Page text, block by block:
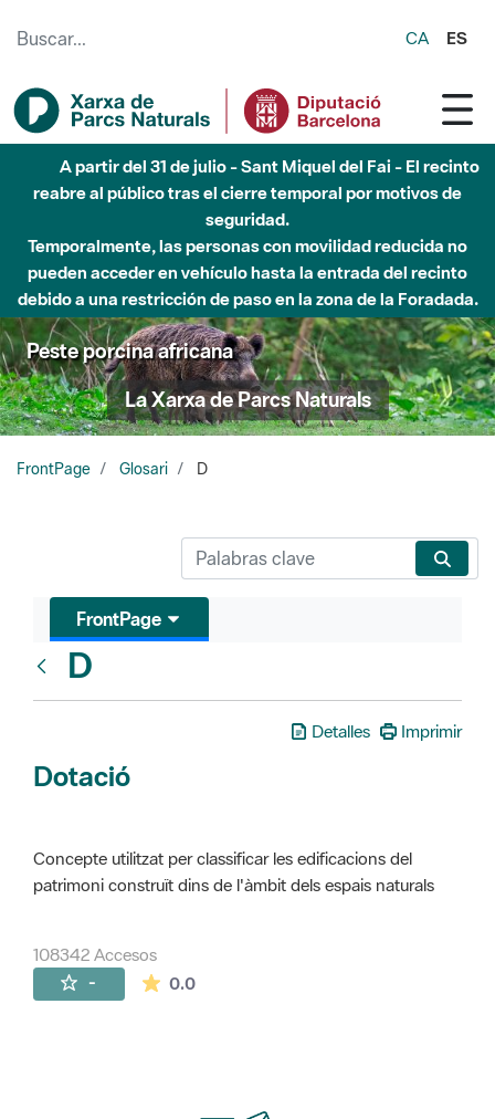
CA ES
A partir del 31 de julio - Sant Miquel del Fai - El recinto
reabre al público tras el cierre temporal por motivos de
seguridad.
Temporalmente, las personas con movilidad reducida no
pueden acceder en vehículo hasta la entrada del recinto
debido a una restricción de paso en la zona de la Foradada.
Peste porcina africana
La Xarxa de Parcs Naturals
FrontPage Glosari D
FrontPage
D
Detalles Imprimir
Dotació
Concepte utilitzat per classificar les edificacions del
patrimoni construït dins de l'àmbit dels espais naturals
108342 Accesos
- 0.0La valoración media es de 0 estrellas de